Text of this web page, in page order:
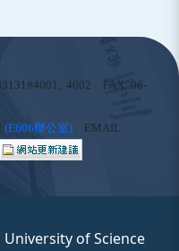
4002 FAX: 06-
(E606辦公室)EMAIL:
of Science